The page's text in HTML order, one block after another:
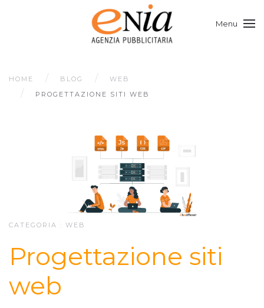
Menu
HOME BLOG
WEB
PROGETTAZIONE SITI WEB
CATEGORIA : WEB
Progettazione siti
web